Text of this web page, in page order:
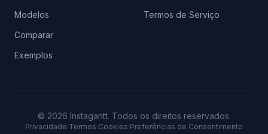
Modelos
Comparar
Exemplos
Termos de Serviço
© 2026 Instagantt. Todos os direitos reservados.
Privacidade·Termos·Cookies·Preferências de Consentimento